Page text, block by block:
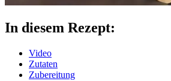
In diesem Rezept:
Video
Zutaten
Zubereitung